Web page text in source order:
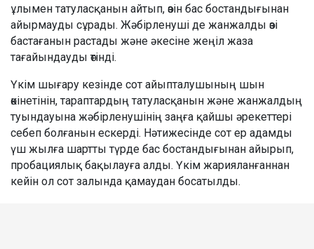
ұлымен татуласқанын айтып, өзін бас бостандығынан
айырмауды сұрады. Жәбірленуші де жанжалды өзі
бастағанын растады және әкесіне жеңіл жаза
тағайындауды өтінді.
Үкім шығару кезінде сот айыпталушының шын
өкінетінін, тараптардың татуласқанын және жанжалдың
туындауына жәбірленушінің заңға қайшы әрекеттері
себеп болғанын ескерді. Нәтижесінде сот ер адамды
үш жылға шартты түрде бас бостандығынан айырып,
пробациялық бақылауға алды. Үкім жарияланғаннан
кейін ол сот залында қамаудан босатылды.